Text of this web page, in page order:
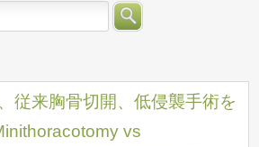
従来胸骨切開、低侵襲手術を
vs